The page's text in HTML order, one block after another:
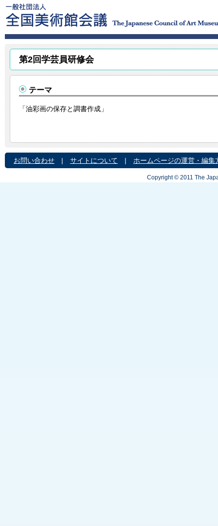
第2回学芸員研修会
テーマ
「油彩画の保存と調書作成」
お問い合わせ | サイトについて | ホームページの運営・編集
Copyright © 2011 The